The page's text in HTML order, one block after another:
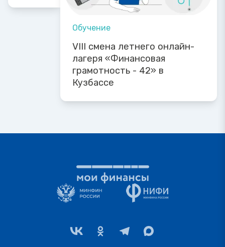
Обучение
VIII смена летнего онлайн-
лагеря «Финансовая
грамотность - 42» в
Кузбассе